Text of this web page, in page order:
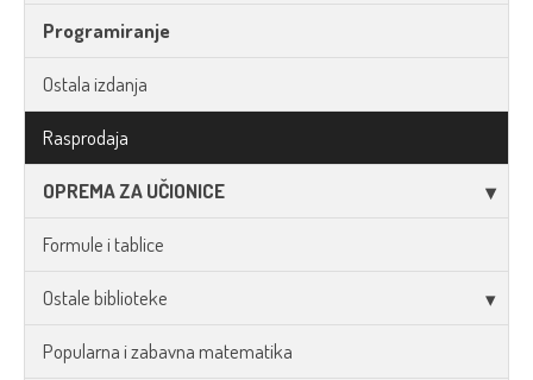
Programiranje
Ostala izdanja
Rasprodaja
OPREMA ZA UČIONICE
Formule i tablice
Ostale biblioteke
Popularna i zabavna matematika